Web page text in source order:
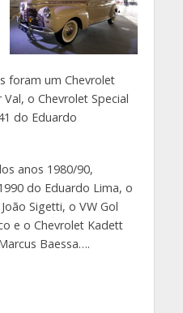
foram um Chevrolet
o Chevrolet Special
do Eduardo
anos 1980/90,
do Eduardo Lima, o
Sigetti, o VW Gol
e o Chevrolet Kadett
Baessa….